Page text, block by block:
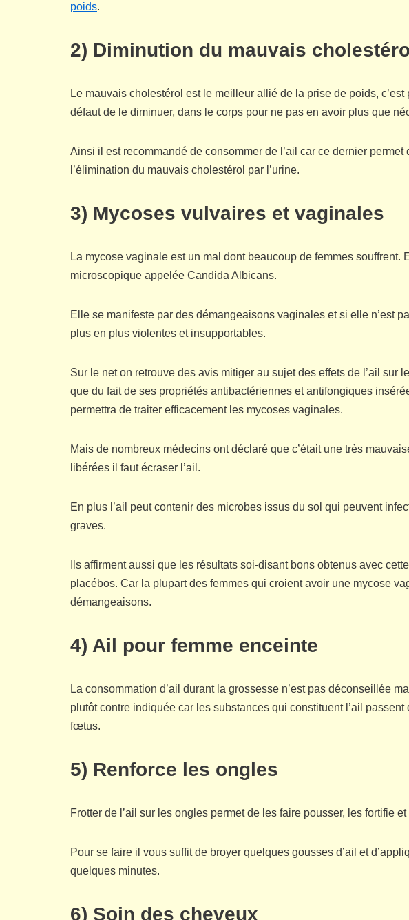
poids.
2) Diminution du mauvais
Le mauvais cholestérol est le meilleur allié de la prise de poids,
défaut de le diminuer, dans le corps pour ne pas en avoir plus que
Ainsi il est recommandé de consommer de l’ail car ce dernier
l’élimination du mauvais cholestérol par l’urine.
3) Mycoses vulvaires et vaginales
La mycose vaginale est un mal dont beaucoup de femmes souffrent.
microscopique appelée Candida Albicans.
Elle se manifeste par des démangeaisons vaginales et si elle n’est
plus en plus violentes et insupportables.
Sur le net on retrouve des avis mitiger au sujet des effets de l’ail sur
que du fait de ses propriétés antibactériennes et antifongiques
permettra de traiter efficacement les mycoses vaginales.
Mais de nombreux médecins ont déclaré que c’était une très
libérées il faut écraser l’ail.
En plus l’ail peut contenir des microbes issus du sol qui peuvent
graves.
Ils affirment aussi que les résultats soi-disant bons obtenus avec
placébos. Car la plupart des femmes qui croient avoir une mycose
démangeaisons.
4) Ail pour femme enceinte
La consommation d’ail durant la grossesse n’est pas déconseillée
plutôt contre indiquée car les substances qui constituent l’ail
fœtus.
5) Renforce les ongles
Frotter de l’ail sur les ongles permet de les faire pousser, les fortifie
Pour se faire il vous suffit de broyer quelques gousses d’ail et
quelques minutes.
6) Soin des cheveux